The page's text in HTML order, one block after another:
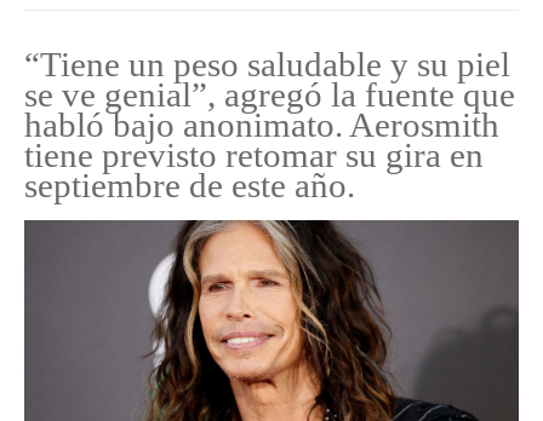
“Tiene un peso saludable y su piel
se ve genial”, agregó la fuente que
habló bajo anonimato. Aerosmith
tiene previsto retomar su gira en
septiembre de este año.